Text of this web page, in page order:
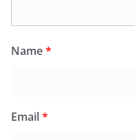
Name*
Email*